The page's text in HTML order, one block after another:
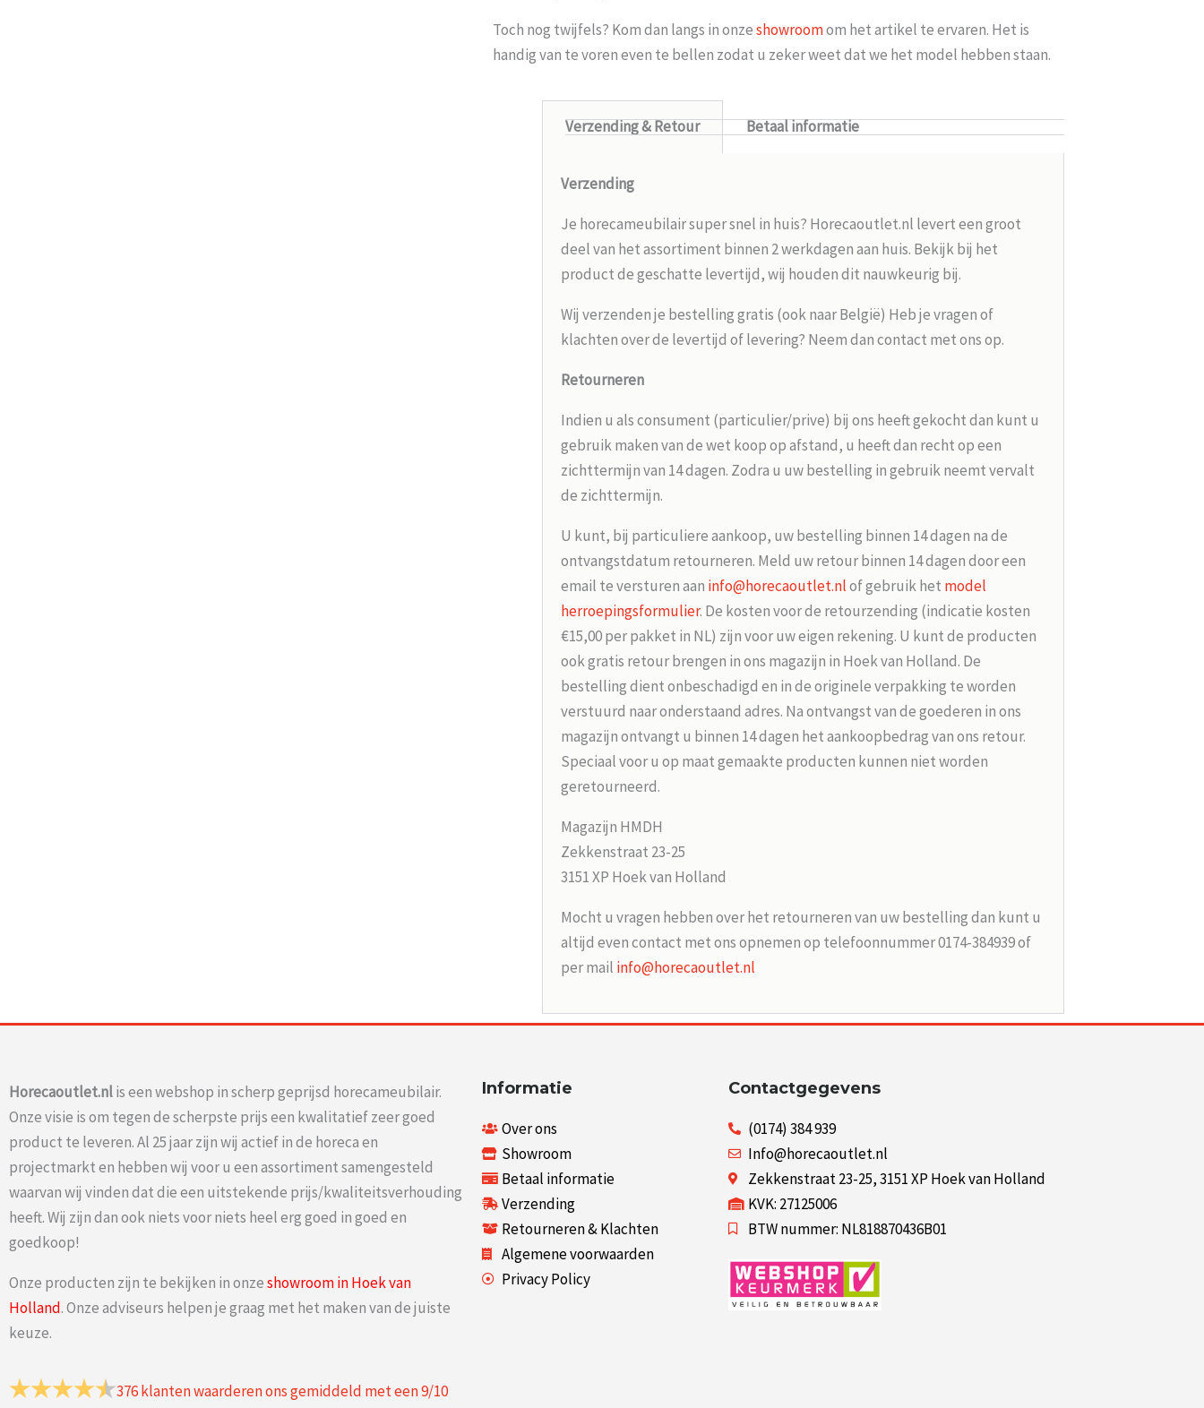
Toch nog twijfels? Kom dan langs in onzeshowroomom het artikel te ervaren. Het is
handig van te voren even te bellen zodat u zeker weet dat we het model hebben staan.
Verzending & Retour Betaal informatie
Verzending
Je horecameubilair super snel in huis? Horecaoutlet.nl levert een groot
deel van het assortiment binnen 2 werkdagen aan huis. Bekijk bij het
product de geschatte levertijd, wij houden dit nauwkeurig bij.
Wij verzenden je bestelling gratis (ook naar België) Heb je vragen of
klachten over de levertijd of levering? Neem dan contact met ons op.
Retourneren
Indien u als consument (particulier/prive) bij ons heeft gekocht dan kunt u
gebruik maken van de wet koop op afstand, u heeft dan recht op een
zichttermijn van 14 dagen. Zodra u uw bestelling in gebruik neemt vervalt
de zichttermijn.
U kunt, bij particuliere aankoop, uw bestelling binnen 14 dagen na de
ontvangstdatum retourneren. Meld uw retour binnen 14 dagen door een
email te versturen aan info@horecaoutlet.nlof gebruik het model
herroepingsformulier. De kosten voor de retourzending (indicatie kosten
€15,00 per pakket in NL) zijn voor uw eigen rekening. U kunt de producten
ook gratis retour brengen in ons magazijn in Hoek van Holland. De
bestelling dient onbeschadigd en in de originele verpakking te worden
verstuurd naar onderstaand adres. Na ontvangst van de goederen in ons
magazijn ontvangt u binnen 14 dagen het aankoopbedrag van ons retour.
Speciaal voor u op maat gemaakte producten kunnen niet worden
geretourneerd.
Magazijn HMDH
Zekkenstraat 23-25
3151 XP Hoek van Holland
Mocht u vragen hebben over het retourneren van uw bestelling dan kunt u
altijd even contact met ons opnemen op telefoonnummer 0174-384939 of
per mail info@horecaoutlet.nl
Horecaoutlet.nlis een webshop in scherp geprijsd horecameubilair.
Onze visie is om tegen de scherpste prijs een kwalitatief zeer goed
product te leveren. Al 25 jaar zijn wij actief in de horeca en
projectmarkt en hebben wij voor u een assortiment samengesteld
waarvan wij vinden dat die een uitstekende prijs/kwaliteitsverhouding
heeft. Wij zijn dan ook niets voor niets heel erg goed in goed en
goedkoop!
Onze producten zijn te bekijken in onzeshowroom in Hoek van
Holland. Onze adviseurs helpen je graag met het maken van de juiste
keuze.
376klanten waarderen ons gemiddeld met een9/10
Informatie
Over ons
Showroom
Betaal informatie
Verzending
Retourneren & Klachten
Algemene voorwaarden
Privacy Policy
Contactgegevens
(0174) 384 939
Info@horecaoutlet.nl
Zekkenstraat 23-25, 3151 XP Hoek van Holland
KVK: 27125006
BTW nummer: NL818870436B01